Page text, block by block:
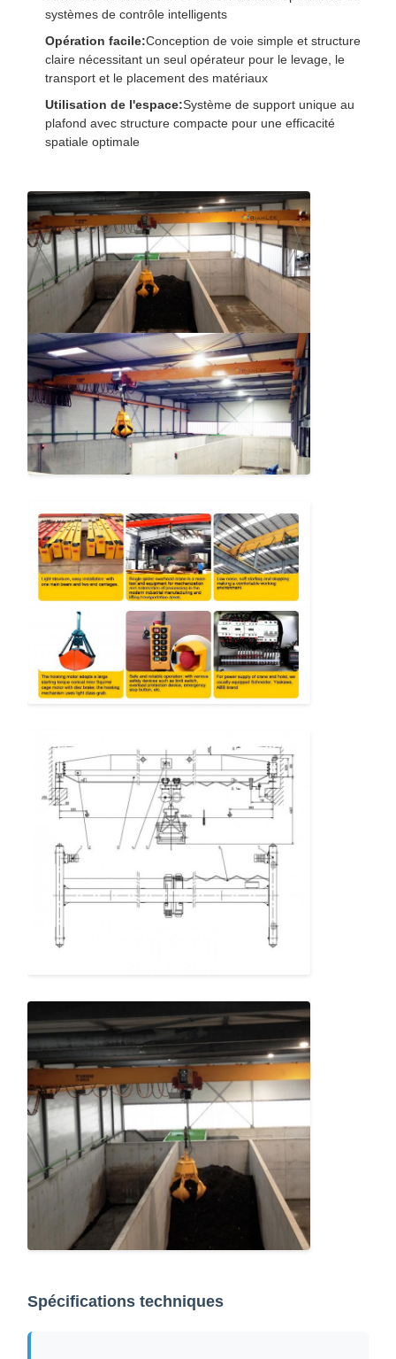
systèmes de contrôle intelligents
Opération facile:Conception de voie simple et structure
claire nécessitant un seul opérateur pour le levage, le
transport et le placement des matériaux
Utilisation de l'espace:Système de support unique au
plafond avec structure compacte pour une efficacité
spatiale optimale
Spécifications techniques